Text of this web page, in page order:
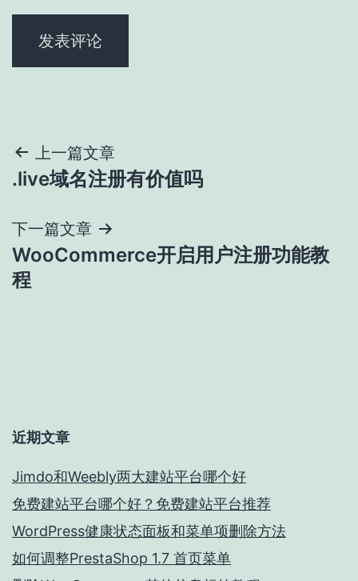
文
章
导
航
上一篇文章
.live域名注册有价值吗
下一篇文章
WooCommerce开启用户注册功能教
程
近期文章
Jimdo和Weebly两大建站平台哪个好
免费建站平台哪个好？免费建站平台推荐
WordPress健康状态面板和菜单项删除方法
如何调整PrestaShop 1.7 首页菜单